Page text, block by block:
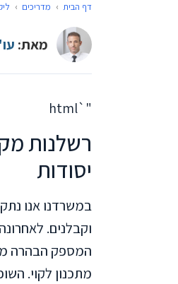
דף הבית › מדריכים ›
מאת:
"`html
רשלנות
יסודות
במשרדנו אנו
המספק הבהרה
מתכנון לקוי.